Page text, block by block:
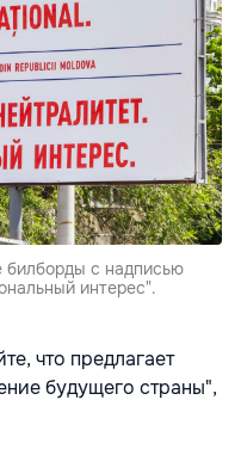
билборды с надписью
интерес".
что предлагает
будущего страны",